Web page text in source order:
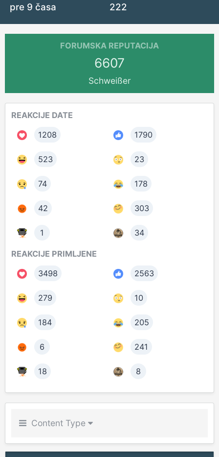
pre 9 časa 222
FORUMSKA REPUTACIJA
6607
Schweißer
REAKCIJE DATE
1208
1790
523 23
74 178
42 303
1 34
REAKCIJE PRIMLJENE
3498
2563
279 10
184 205
6 241
18 8
Content Type